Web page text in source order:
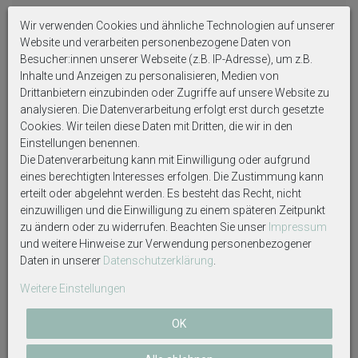
Auf Produktbildern abgebildetes Zubehör sowie
Dekoartikel gehören nicht zum Lieferumfang, sofern
diese nicht ausdrücklich eingeschlossen werden.
Weitere interessante Artikel
Gold Glitzer Elegant
Schwarz Pailletten Gold Elegant
Wir verwenden Cookies und ähnliche Technologien auf unserer
Website und verarbeiten personenbezogene Daten von
Besucher:innen unserer Webseite (z.B. IP-Adresse), um z.B.
Inhalte und Anzeigen zu personalisieren, Medien von
Drittanbietern einzubinden oder Zugriffe auf unsere Website zu
analysieren. Die Datenverarbeitung erfolgt erst durch gesetzte
Cookies. Wir teilen diese Daten mit Dritten, die wir in den
Einstellungen benennen.
Die Datenverarbeitung kann mit Einwilligung oder aufgrund
eines berechtigten Interesses erfolgen. Die Zustimmung kann
erteilt oder abgelehnt werden. Es besteht das Recht, nicht
einzuwilligen und die Einwilligung zu einem späteren Zeitpunkt
zu ändern oder zu widerrufen. Beachten Sie unser Impressum
und weitere Hinweise zur Verwendung personenbezogener
Daten in unserer Daten­schutz­erklärung
Weitere Einstellungen
OK